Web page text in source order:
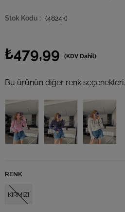
(4824k)
₺479,99 (KDV Dahil)
Bu ürünün diğer renk seçenekleri.
Tükendi Tükendi Tükendi
RENK
KIRMIZI